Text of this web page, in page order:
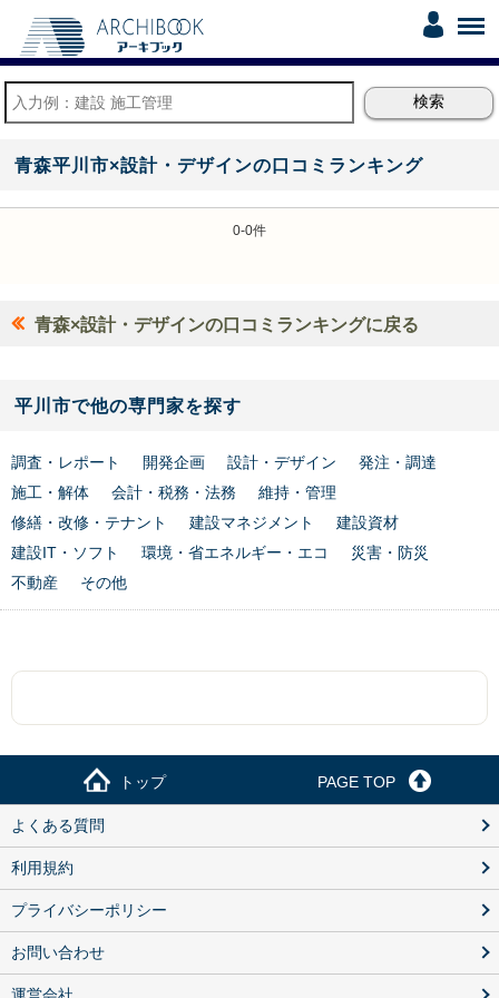
青森平川市×設計・デザインの口コミランキング
0-0件
青森×設計・デザインの口コミランキングに戻る
平川市で他の専門家を探す
調査・レポート 開発企画 設計・デザイン
発注・調達
施工・解体
会計・税務・法務
維持・管理
修繕・改修・テナント
建設マネジメント
建設資材
建設IT・ソフト
環境・省エネルギー・エコ
災害・防災
不動産
その他
トップ PAGE TOP
よくある質問
利用規約
プライバシーポリシー
お問い合わせ
運営会社